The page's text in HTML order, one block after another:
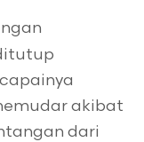
akibat
dari